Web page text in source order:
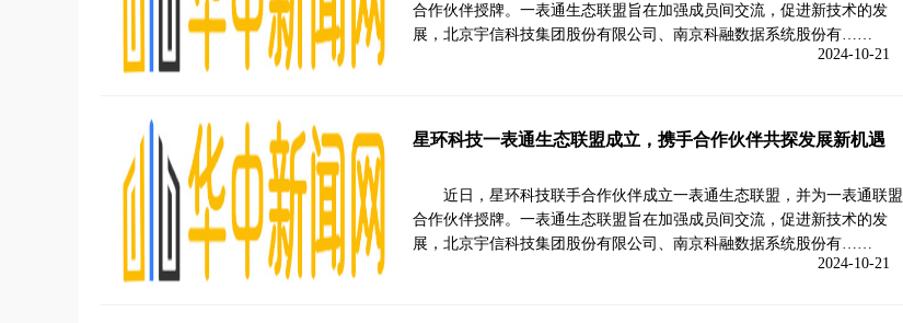
合作伙伴授牌。一表通生态联盟旨在加强成员间交流，促进新技术的发
展，北京宇信科技集团股份有限公司、南京科融数据系统股份有……
2024-10-21
星环科技一表通生态联盟成立，携手合作伙伴共探发展新机遇
近日，星环科技联手合作伙伴成立一表通生态联盟，并为一表通联盟
合作伙伴授牌。一表通生态联盟旨在加强成员间交流，促进新技术的发
展，北京宇信科技集团股份有限公司、南京科融数据系统股份有……
2024-10-21